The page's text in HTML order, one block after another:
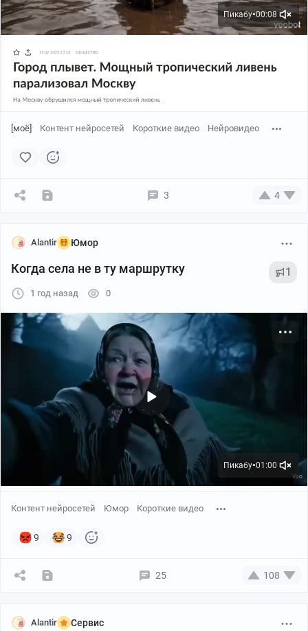
Пикабу●00:08
[моё] Контент нейросетей Короткие видео Нейровидео
3 4
Alantir Юмор
Когда села не в ту маршрутку 1
1 год назад 0
Пикабу●01:00
Контент нейросетей Юмор Короткие видео
9 9
25 108
Alantir Сервис